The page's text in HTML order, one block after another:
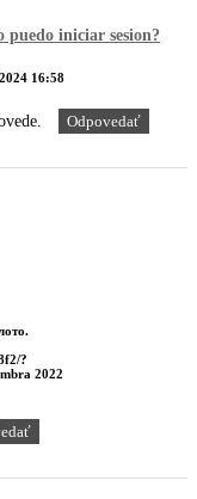
puedo iniciar sesion?
16:58
Odpovedať
?
2022